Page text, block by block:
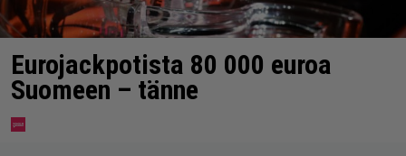
Eurojackpotista 80 000 euroa
Suomeen – tänne